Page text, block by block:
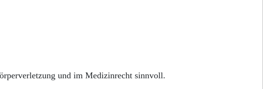
und im Medizinrecht sinnvoll.